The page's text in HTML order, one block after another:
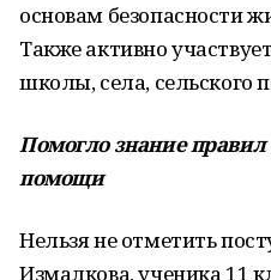
основам безопасности
Также активно
школы, села, сельского
Помогло знание правил
помощи
Нельзя не отметить
Измалкова, ученика 11